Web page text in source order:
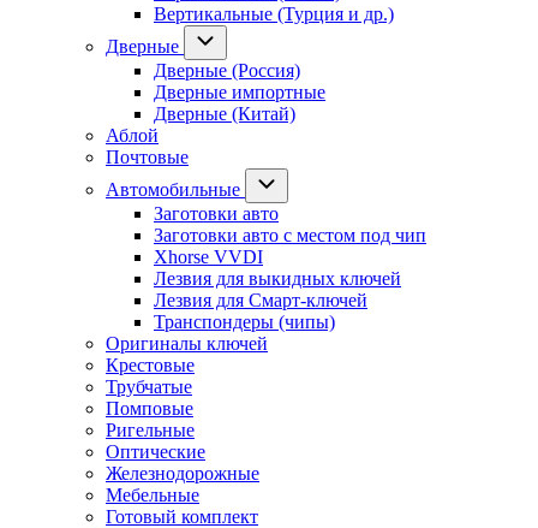
Вертикальные (Турция и др.)
Дверные
Дверные (Россия)
Дверные импортные
Дверные (Китай)
Аблой
Почтовые
Автомобильные
Заготовки авто
Заготовки авто с местом под чип
Xhorse VVDI
Лезвия для выкидных ключей
Лезвия для Смарт-ключей
Транспондеры (чипы)
Оригиналы ключей
Крестовые
Трубчатые
Помповые
Ригельные
Оптические
Железнодорожные
Мебельные
Готовый комплект